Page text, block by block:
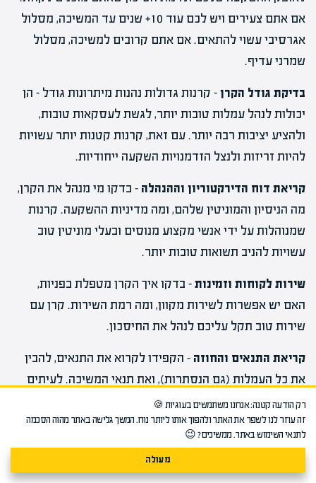
אם אתם צעירים ויש לכם עוד 10+ שנים עד המשיכה, מסלול
אגרסיבי עשוי להתאים. אם אתם קרובים למשיכה, מסלול
שמרני עדיף.
בדיקת גודל הקרן– קרנות גדולות נהנות מיתרונות גודל – הן
יכולות לנהל עמלות טובות יותר, לגשת לעסקאות טובות,
ולהציע יציבות רבה יותר. עם זאת, קרנות קטנות יותר עשויות
להיות זריזות ולנצל הזדמנויות השקעה ייחודיות.
קריאת דוח הדירקטוריון וההנהלה – בדקו מי מנהל את הקרן,
מה הניסיון והמוניטין שלהם, ומה מדיניות ההשקעה. קרנות
שמנוהלות על ידי אנשי מקצוע מנוסים ובעלי מוניטין טוב
עשויות להניב תשואות טובות יותר.
שירות לקוחות וזמינות– בדקו איך הקרן מטפלת בפניות,
האם יש אפשרות לשירות מקוון, ומה רמת השירות. קרן עם
שירות טוב תקל עליכם לנהל את החיסכון.
קריאת התנאים והחוזה – הקפידו לקרוא את התנאים, להבין
את כל העמלות (גם הנסתרות), ואת תנאי המשיכה. לעיתים
יש עמלות נסתרות שיכולות להפתיע.
שימוש ביועץ פנסיוני– אם אתם מתקשים להחליט, שקלו
להיעזר ביועץ פנסיוני מוסמך שיכול לנתח את המצב האישי
שלכם ולהמליץ על הקרן המתאימה. זכרו לוודא שהיועץ אינו
רק הודעה קטנה: אנחנו משתמשים בעוגיות 🍪
זה עוזר לנו לשפר את האתר ולהפוך אותו ליותר נוח. המשך גלישה באתר מהוה הסכמה
לתנאי השימוש באתר. ממשיכים? 😉
מעולה